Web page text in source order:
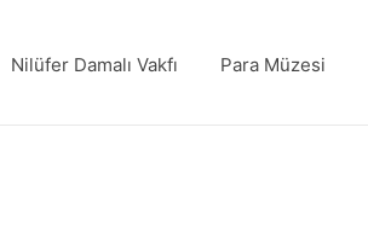
Nilüfer Damalı Vakfı Para Müzesi